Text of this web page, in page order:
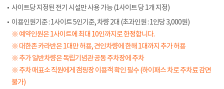
사이트당 지정된 전기 시설만 사용 가능 (1사이트 당 1개 지정)
이용인원기준 : 1사이트 5인기준, 차량 2대 (초과인원 : 1인당 3,000원)
※ 예약인원은 1사이트에 최대 10인까지로 한정합니다.
※ 대한존 카라반은 1대만 허용, 견인차량에 한해 1대까지 추가 허용
※ 추가 일반차량은 독립기념관 공동 주차장에 주차
※ 주차 매표소 직원에게 갬핑장 이용객 확인 필수 (하이패스 차로 주차료 감면
불가)